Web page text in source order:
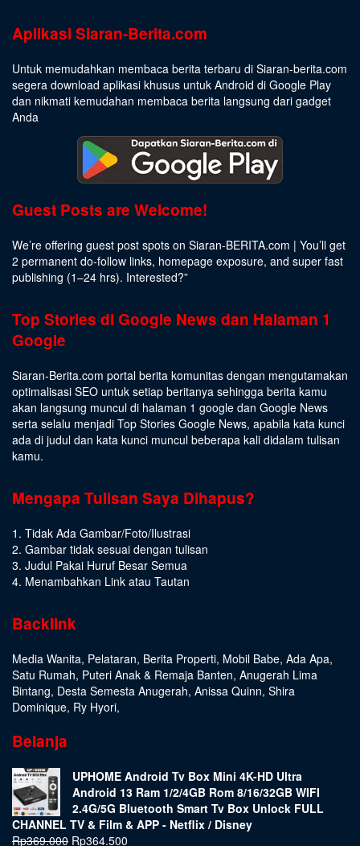
Aplikasi Siaran-Berita.com
Untuk memudahkan membaca berita terbaru di Siaran-berita.com
segera download aplikasi khusus untuk Android di Google Play
dan nikmati kemudahan membaca berita langsung dari gadget
Anda
Guest Posts are Welcome!
We’re offering guest post spots on Siaran-BERITA.com | You’ll get
2 permanent do-follow links, homepage exposure, and super fast
publishing (1–24 hrs). Interested?”
Top Stories di Google News dan Halaman 1
Google
Siaran-Berita.com portal berita komunitas dengan mengutamakan
optimalisasi SEO untuk setiap beritanya sehingga berita kamu
akan langsung muncul di halaman 1 google dan Google News
serta selalu menjadi Top Stories Google News, apabila kata kunci
ada di judul dan kata kunci muncul beberapa kali didalam tulisan
kamu.
Mengapa Tulisan Saya Dihapus?
1. Tidak Ada Gambar/Foto/Ilustrasi
2. Gambar tidak sesuai dengan tulisan
3. Judul Pakai Huruf Besar Semua
4. Menambahkan Link atau Tautan
Backlink
Media Wanita, Pelataran, Berita Properti, Mobil Babe, Ada Apa,
Satu Rumah, Puteri Anak & Remaja Banten, Anugerah Lima
Bintang, Desta Semesta Anugerah, Anissa Quinn, Shira
Dominique, Ry Hyori,
Belanja
UPHOME Android Tv Box Mini 4K-HD Ultra
Android 13 Ram 1/2/4GB Rom 8/16/32GB WIFI
2.4G/5G Bluetooth Smart Tv Box Unlock FULL
CHANNEL TV & Film & APP - Netflix / Disney
Rp369.000 Rp364.500